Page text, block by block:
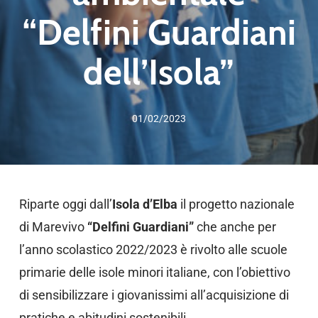
“Delfini Guardiani
dell’Isola”
01/02/2023
Riparte oggi dall’Isola d’Elba il progetto nazionale
di Marevivo“Delfini Guardiani”che anche per
l’anno scolastico 2022/2023 è rivolto alle scuole
primarie delle isole minori italiane, con l’obiettivo
di sensibilizzare i giovanissimi all’acquisizione di